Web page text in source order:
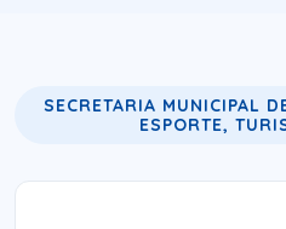
SECRETARIA MUNICIPAL
ESPORTE,